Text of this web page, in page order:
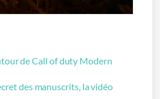
de Call of duty Modern
des manuscrits, la vidéo